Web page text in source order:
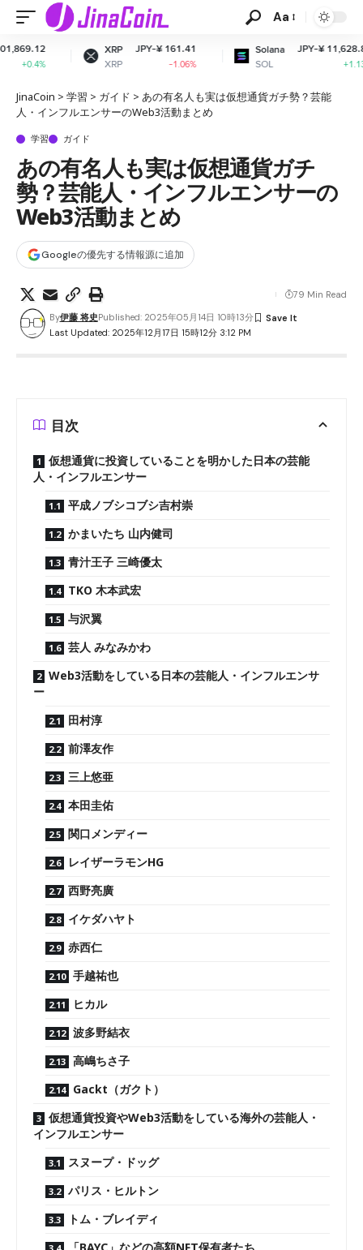
Aa
JPY-¥ 161.41
Solana
JPY-¥ 11,628.81
JinaCoin > 学習 > ガイド > あの有名人も実は仮想通貨ガチ勢？芸能
人・インフルエンサーのWeb3活動まとめ
学習 ガイド
あの有名人も実は仮想通貨ガチ
勢？芸能人・インフルエンサーの
Web3活動まとめ
Googleの優先する情報源に追加
Last Updated: 2025年12月17日 15時12分 3:12 PM
By伊藤 将史Published: 2025年05月14日 10時13分
79 Min Read
目次
仮想通貨に投資していることを明かした日本の芸能
人・インフルエンサー
平成ノブシコブシ吉村崇
かまいたち 山内健司
青汁王子 三崎優太
TKO 木本武宏
与沢翼
芸人 みなみかわ
Web3活動をしている日本の芸能人・インフルエンサ
ー
田村淳
前澤友作
三上悠亜
本田圭佑
関口メンディー
レイザーラモンHG
西野亮廣
イケダハヤト
赤西仁
手越祐也
ヒカル
波多野結衣
高嶋ちさ子
Gackt（ガクト）
仮想通貨投資やWeb3活動をしている海外の芸能人・
インフルエンサー
スヌープ・ドッグ
パリス・ヒルトン
トム・ブレイディ